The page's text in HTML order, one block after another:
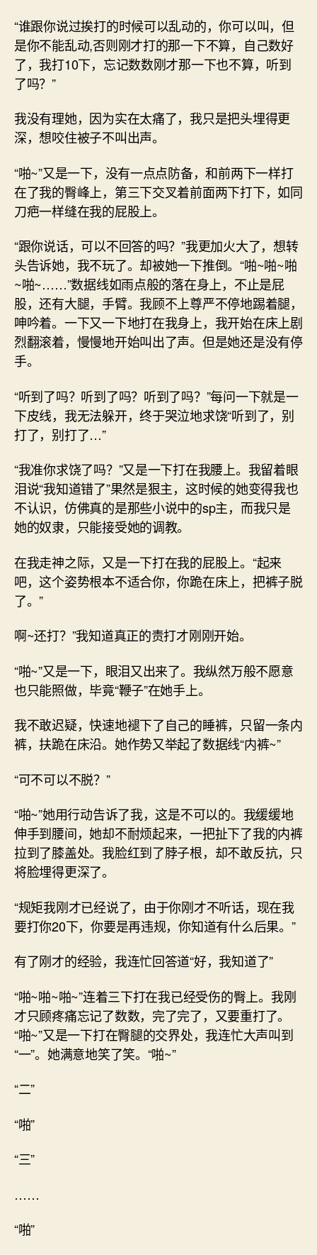
“谁跟你说过挨打的时候可以乱动的，你可以叫，但
是你不能乱动,否则刚才打的那一下不算，自己数好
了，我打10下，忘记数数刚才那一下也不算，听到
了吗？”
我没有理她，因为实在太痛了，我只是把头埋得更
深，想咬住被子不叫出声。
“啪~”又是一下，没有一点点防备，和前两下一样打
在了我的臀峰上，第三下交叉着前面两下打下，如同
刀疤一样缝在我的屁股上。
“跟你说话，可以不回答的吗？”我更加火大了，想转
头告诉她，我不玩了。却被她一下推倒。“啪~啪~啪
~啪~……”数据线如雨点般的落在身上，不止是屁
股，还有大腿，手臂。我顾不上尊严不停地踢着腿，
呻吟着。一下又一下地打在我身上，我开始在床上剧
烈翻滚着，慢慢地开始叫出了声。但是她还是没有停
手。
“听到了吗？听到了吗？听到了吗？”每问一下就是一
下皮线，我无法躲开，终于哭泣地求饶“听到了，别
打了，别打了…”
“我准你求饶了吗？”又是一下打在我腰上。我留着眼
泪说“我知道错了”果然是狠主，这时候的她变得我也
不认识，仿佛真的是那些小说中的sp主，而我只是
她的奴隶，只能接受她的调教。
在我走神之际，又是一下打在我的屁股上。“起来
吧，这个姿势根本不适合你，你跪在床上，把裤子脱
了。”
啊~还打？”我知道真正的责打才刚刚开始。
“啪~”又是一下，眼泪又出来了。我纵然万般不愿意
也只能照做，毕竟“鞭子”在她手上。
我不敢迟疑，快速地褪下了自己的睡裤，只留一条内
裤，扶跪在床沿。她作势又举起了数据线“内裤~”
“可不可以不脱？”
“啪~”她用行动告诉了我，这是不可以的。我缓缓地
伸手到腰间，她却不耐烦起来，一把扯下了我的内裤
拉到了膝盖处。我脸红到了脖子根，却不敢反抗，只
将脸埋得更深了。
“规矩我刚才已经说了，由于你刚才不听话，现在我
要打你20下，你要是再违规，你知道有什么后果。”
有了刚才的经验，我连忙回答道“好，我知道了”
“啪~啪~啪~”连着三下打在我已经受伤的臀上。我刚
才只顾疼痛忘记了数数，完了完了，又要重打了。
“啪~”又是一下打在臀腿的交界处，我连忙大声叫到
“一”。她满意地笑了笑。“啪~”
“二”
“啪”
“三”
……
“啪”